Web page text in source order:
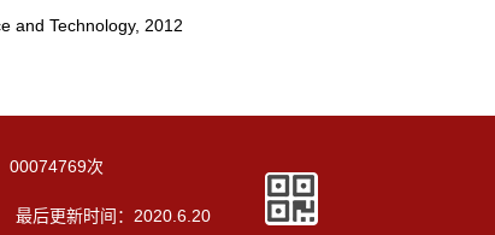
and Technology, 2012
00074769次
最后更新时间： 2020 6 20